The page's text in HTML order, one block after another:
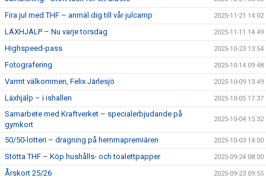
Fira jul med THF – anmäl dig till vår julcamp 2025-11-21 14:02
LÄXHJÄLP – Nu varje torsdag 2025-11-11 14:49
Highspeed-pass 2025-10-23 13:54
Fotografering 2025-10-14 09:48
Varmt välkommen, Felix Järlesjö 2025-10-09 13:49
Läxhjälp – i ishallen 2025-10-05 17:37
Samarbete med Kraftverket – specialerbjudande på
gymkort
2025-10-04 15:32
50/50-lotteri – dragning på hemmapremiären 2025-10-03 14:00
Stötta THF – Köp hushålls- och toalettpapper 2025-09-24 08:00
Årskort 25/26 2025-09-23 09:55